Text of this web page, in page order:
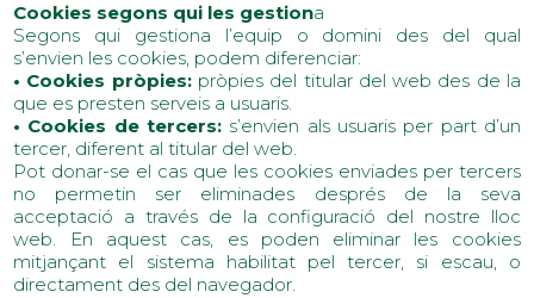
Cookies segons qui les gestiona
Segons qui gestiona l’equip o domini des del qual
s’envien les cookies, podem diferenciar:
• Cookies pròpies:pròpies del titular del web des de la
que es presten serveis a usuaris.
• Cookies de tercers: s’envien als usuaris per part d’un
tercer, diferent al titular del web.
Pot donar-se el cas que les cookies enviades per tercers
no permetin ser eliminades després de la seva
acceptació a través de la configuració del nostre lloc
web. En aquest cas, es poden eliminar les cookies
mitjançant el sistema habilitat pel tercer, si escau, o
directament des del navegador.